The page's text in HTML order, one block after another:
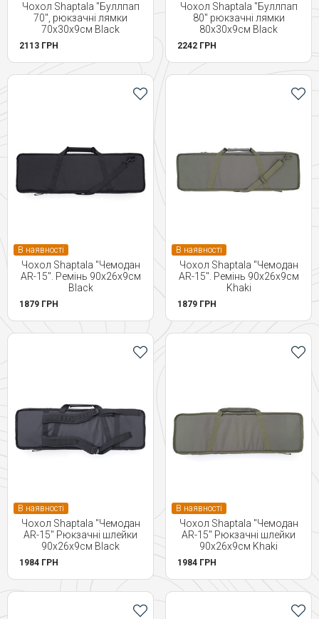
Чохол Shaptala "Буллпап
70", рюкзачні лямки
70х30х9см Black
2113 ГРН
Чохол Shaptala "Буллпап
80" рюкзачні лямки
80х30х9см Black
2242 ГРН
В наявності
Чохол Shaptala "Чемодан
AR-15". Ремінь 90х26х9см
Black
1879 ГРН
В наявності
Чохол Shaptala "Чемодан
AR-15". Ремінь 90х26х9см
Khaki
1879 ГРН
В наявності
Чохол Shaptala "Чемодан
AR-15" Рюкзачні шлейки
90х26х9см Black
1984 ГРН
В наявності
Чохол Shaptala "Чемодан
AR-15" Рюкзачні шлейки
90х26х9см Khaki
1984 ГРН